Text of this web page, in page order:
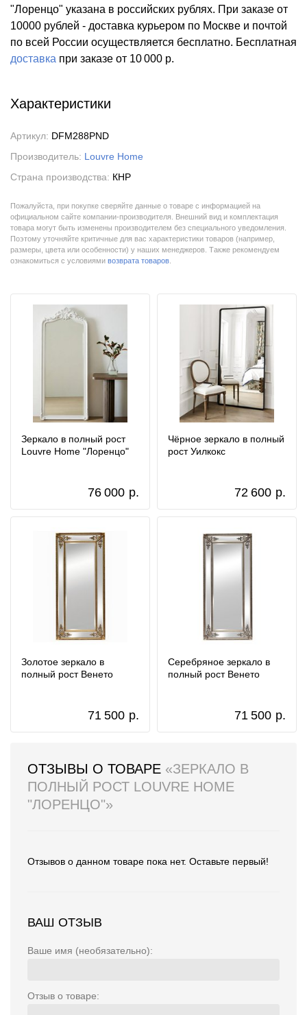
"Лоренцо" указана в российских рублях. При заказе от
10000 рублей - доставка курьером по Москве и почтой
по всей России осуществляется бесплатно. Бесплатная
доставка при заказе от 10 000 р.
Характеристики
Артикул: DFM288PND
Производитель: Louvre Home
Страна производства: КНР
Пожалуйста, при покупке сверяйте данные о товаре с информацией на
официальном сайте компании-производителя. Внешний вид и комплектация
товара могут быть изменены производителем без специального уведомления.
Поэтому уточняйте критичные для вас характеристики товаров (например,
размеры, цвета или особенности) у наших менеджеров. Также рекомендуем
ознакомиться с условиями возврата товаров
Зеркало в полный рост
Louvre Home "Лоренцо"
76 000 р.
Чёрное зеркало в полный
рост Уилкокс
72 600 р.
Золотое зеркало в
полный рост Венето
71 500 р.
Серебряное зеркало в
полный рост Венето
71 500 р.
ОТЗЫВЫ О ТОВАРЕ «ЗЕРКАЛО В
ПОЛНЫЙ РОСТ LOUVRE HOME
"ЛОРЕНЦО"»
Отзывов о данном товаре пока нет. Оставьте первый!
ВАШ ОТЗЫВ
Ваше имя (необязательно):
Отзыв о товаре: